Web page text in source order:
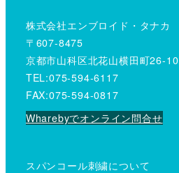
株式会社エンブロイド・タナカ
〒607-8475
京都市山科区北花山横田町26-10
TEL:075-594-6117
FAX:075-594-0817
Wharebyでオンライン問合せ
スパンコール刺繍について